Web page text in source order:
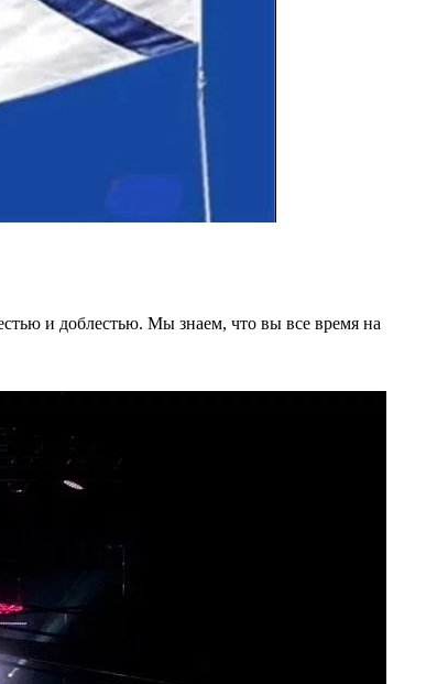
и доблестью. Мы знаем, что вы все время на